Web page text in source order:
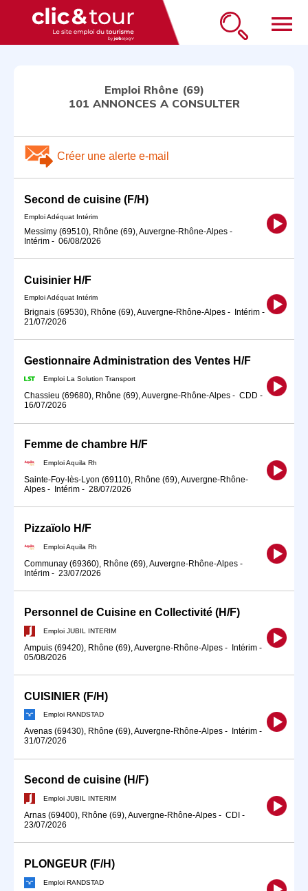
menu
Emploi Rhône (69)
101 ANNONCES A CONSULTER
Créer une alerte e-mail
Second de cuisine (F/H)
Emploi Adéquat Intérim
Messimy (69510), Rhône (69), Auvergne-Rhône-Alpes -
Intérim - 06/08/2026
Cuisinier H/F
Emploi Adéquat Intérim
Brignais (69530), Rhône (69), Auvergne-Rhône-Alpes - Intérim -
21/07/2026
Gestionnaire Administration des Ventes H/F
Emploi La Solution Transport
Chassieu (69680), Rhône (69), Auvergne-Rhône-Alpes - CDD -
16/07/2026
Femme de chambre H/F
Emploi Aquila Rh
Sainte-Foy-lès-Lyon (69110), Rhône (69), Auvergne-Rhône-
Alpes - Intérim - 28/07/2026
Pizzaïolo H/F
Emploi Aquila Rh
Communay (69360), Rhône (69), Auvergne-Rhône-Alpes -
Intérim - 23/07/2026
Personnel de Cuisine en Collectivité (H/F)
Emploi JUBIL INTERIM
Ampuis (69420), Rhône (69), Auvergne-Rhône-Alpes - Intérim -
05/08/2026
CUISINIER (F/H)
Emploi RANDSTAD
Avenas (69430), Rhône (69), Auvergne-Rhône-Alpes - Intérim -
31/07/2026
Second de cuisine (H/F)
Emploi JUBIL INTERIM
Arnas (69400), Rhône (69), Auvergne-Rhône-Alpes - CDI -
23/07/2026
PLONGEUR (F/H)
Emploi RANDSTAD